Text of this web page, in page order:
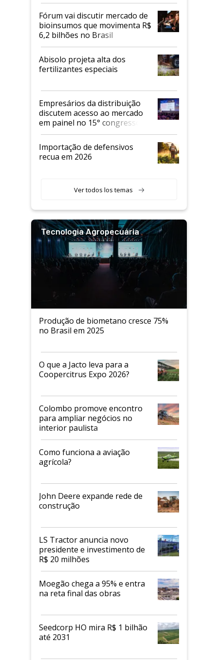
Fórum vai discutir mercado de
bioinsumos que movimenta R$
6,2 bilhões no Brasil
Abisolo projeta alta dos
fertilizantes especiais
Empresários da distribuição
discutem acesso ao mercado
em painel no 15° congresso
Andav
Importação de defensivos
recua em 2026
Ver todos los temas
Tecnologia Agropecuária
Produção de biometano cresce 75%
no Brasil em 2025
O que a Jacto leva para a
Coopercitrus Expo 2026?
Colombo promove encontro
para ampliar negócios no
interior paulista
Como funciona a aviação
agrícola?
John Deere expande rede de
construção
LS Tractor anuncia novo
presidente e investimento de
R$ 20 milhões
Moegão chega a 95% e entra
na reta final das obras
Seedcorp HO mira R$ 1 bilhão
até 2031